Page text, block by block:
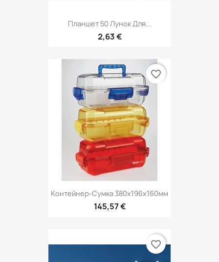
Планшет 50 Лунок Для...
2,63 €
Контейнер-Сумка 380х196х160мм
145,57 €
favorite_border
favorite_border